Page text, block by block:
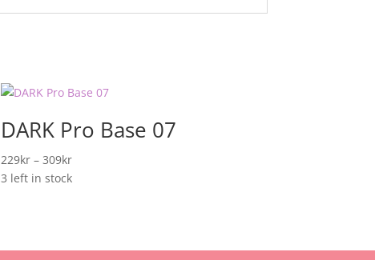
DARK Pro Base 07
229kr – 309krPrisområde:
229kr
3 left in stock